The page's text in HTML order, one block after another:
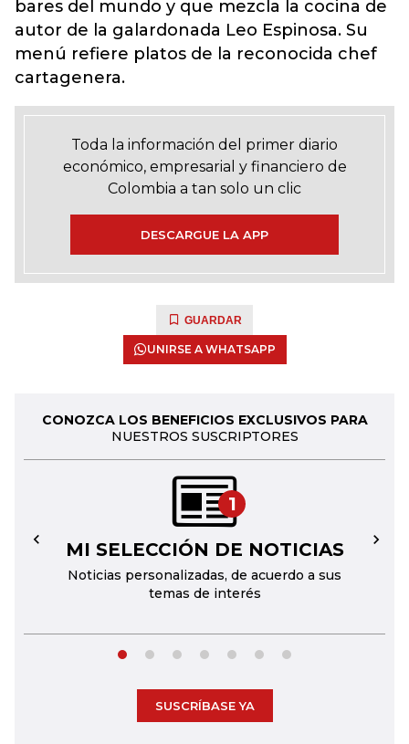
bares del mundo y que mezcla la cocina de
autor de la galardonada Leo Espinosa. Su
menú refiere platos de la reconocida chef
cartagenera.
Toda la información del primer diario
económico, empresarial y financiero de
Colombia a tan solo un clic
DESCARGUE LA APP
GUARDAR
UNIRSE A WHATSAPP
CONOZCA LOS BENEFICIOS EXCLUSIVOS PARA
NUESTROS SUSCRIPTORES
1
MI SELECCIÓN DE NOTICIAS
Noticias personalizadas, de acuerdo a sus
temas de interés
← →
SUSCRÍBASE YA